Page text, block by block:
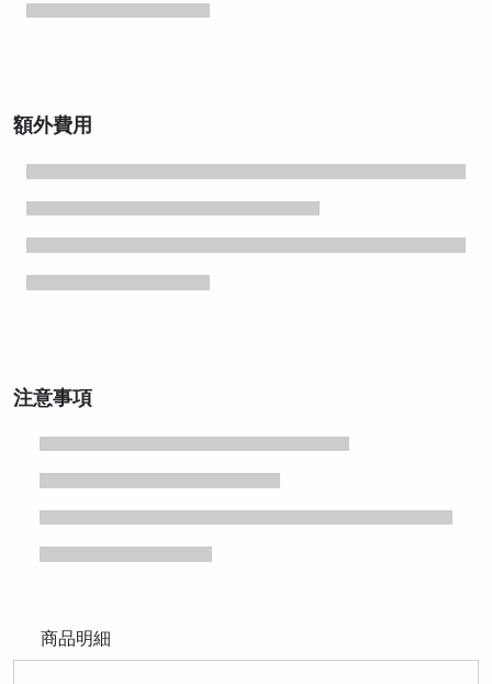
額外費用
注意事項
商品明細